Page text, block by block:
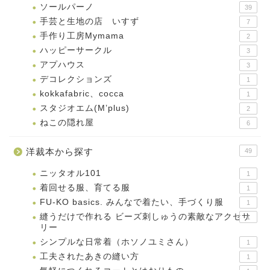
ソールパーノ 39
手芸と生地の店 いすず 7
手作り工房Mymama 2
ハッピーサークル 3
アプハウス 3
デコレクションズ 1
kokkafabric、cocca 1
スタジオエム(M’plus) 2
ねこの隠れ屋 6
洋裁本から探す 49
ニッタオル101 1
着回せる服、育てる服 1
FU-KO basics. みんなで着たい、手づくり服 1
縫うだけで作れる ビーズ刺しゅうの素敵なアクセサ
リー
1
シンプルな日常着（ホソノユミさん） 1
工夫されたあきの縫い方 1